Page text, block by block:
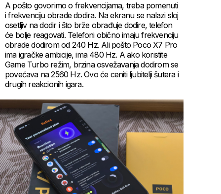
A pošto govorimo o frekvencijama, treba pomenuti
i frekvenciju obrade dodira. Na ekranu se nalazi sloj
osetljiv na dodir i što brže obrađuje dodire, telefon
će bolje reagovati. Telefoni obično imaju frekvenciju
obrade dodirom od 240 Hz. Ali pošto Poco X7 Pro
ima igračke ambicije, ima 480 Hz. A ako koristite
Game Turbo režim, brzina osvežavanja dodirom se
povećava na 2560 Hz. Ovo će ceniti ljubitelji šutera i
drugih reakcionih igara.